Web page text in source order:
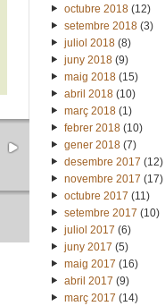
octubre 2018(12)
setembre 2018(3)
juliol 2018(8)
juny 2018(9)
maig 2018(15)
abril 2018(10)
març 2018(1)
febrer 2018(10)
gener 2018(7)
desembre 2017 (12)
novembre 2017 (17)
octubre 2017 (11)
setembre 2017 (10)
juliol 2017 (6)
juny 2017 (5)
maig 2017 (16)
abril 2017 (9)
març 2017 (14)